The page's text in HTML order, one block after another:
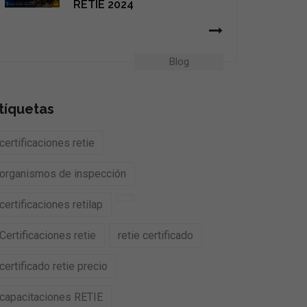
Blog
RETIE 2024
certificaciones retie
organismos de inspección
certificaciones retilap
Certificaciones retie retie certificado
certificado retie precio
capacitaciones RETIE